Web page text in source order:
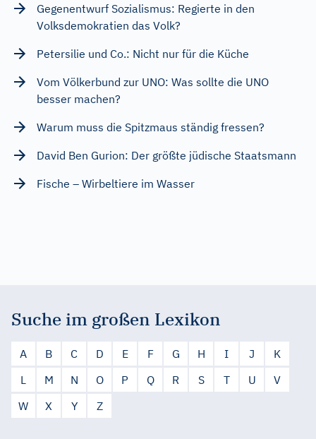
Gegenentwurf Sozialismus: Regierte in den
Volksdemokratien das Volk?
Petersilie und Co.: Nicht nur für die Küche
Vom Völkerbund zur UNO: Was sollte die UNO
besser machen?
Warum muss die Spitzmaus ständig fressen?
David Ben Gurion: Der größte jüdische Staatsmann
Fische – Wirbeltiere im Wasser
Suche im großen Lexikon
A B C D E F G H I J
K
L
M N O P Q R S T U
V
W
X Y Z